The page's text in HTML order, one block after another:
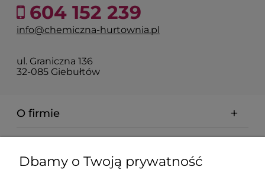
604 152 239
info@chemiczna-hurtownia.pl
ul. Graniczna 136
32-085 Giebułtów
O firmie
Dbamy o Twoją prywatność